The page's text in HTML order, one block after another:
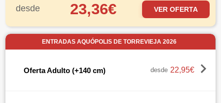
desde 23,36€ VER OFERTA
ENTRADAS AQUÓPOLIS DE TORREVIEJA 2026
Oferta Adulto (+140 cm) desde 22,95€